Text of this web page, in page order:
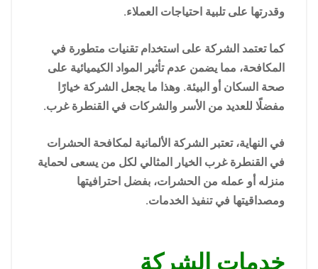
وقدرتها على تلبية احتياجات العملاء.
كما تعتمد الشركة على استخدام تقنيات متطورة في
المكافحة، مما يضمن عدم تأثير المواد الكيميائية على
صحة السكان أو البيئة. وهذا ما يجعل الشركة خيارًا
مفضلًا للعديد من الأسر والشركات في القنطرة غرب.
في النهاية، تعتبر الشركة الألمانية لمكافحة الحشرات
في القنطرة غرب الخيار المثالي لكل من يسعى لحماية
منزله أو عمله من الحشرات، بفضل احترافيتها
ومصداقيتها في تنفيذ الخدمات.
خدمات الشركة